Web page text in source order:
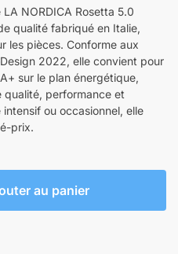
NORDICA Rosetta 5.0
qualité fabriqué en Italie,
les pièces. Conforme aux
2022, elle convient pour
sur le plan énergétique,
qualité, performance et
ou occasionnel, elle
prix.
au panier